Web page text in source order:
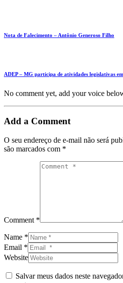
Nota de Falecimento – Antônio Generoso Filho
ADEP – MG participa de atividades legislativas
No comment yet, add your voice
Add a Comment
O seu endereço de e-mail não será
são marcados com *
Comment *
Name *
Email *
Website
Salvar meus dados neste